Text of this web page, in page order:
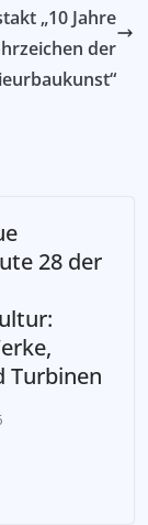
„10 Jahre
der
28 der
Turbinen